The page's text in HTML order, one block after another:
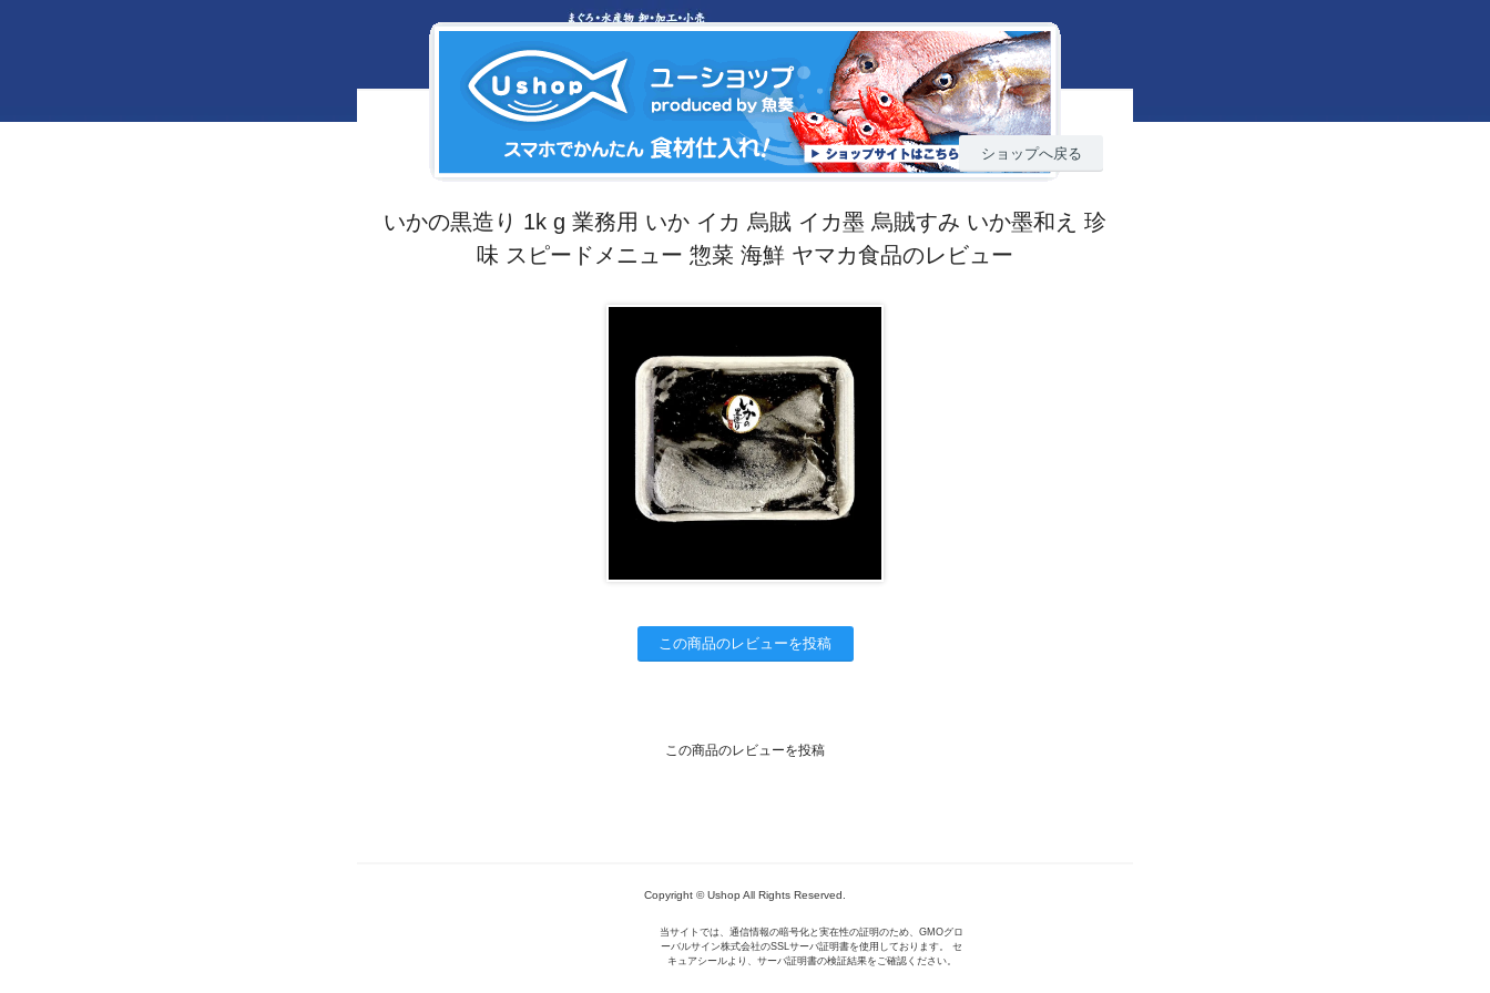
ショップへ戻る
いかの黒造り 1k g 業務用 いか イカ 烏賊 イカ墨 烏賊すみ いか墨和え 珍
味 スピードメニュー 惣菜 海鮮 ヤマカ食品のレビュー
この商品のレビューを投稿
この商品のレビューを投稿
Copyright © Ushop All Rights Reserved.
当サイトでは、通信情報の暗号化と実在性の証明のため、GMOグロ
ーバルサイン株式会社のSSLサーバ証明書を使用しております。 セ
キュアシールより、サーバ証明書の検証結果をご確認ください。